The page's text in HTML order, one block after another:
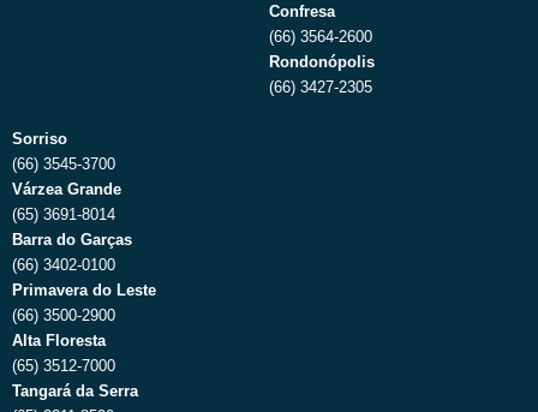
Confresa
(66) 3564-2600
Rondonópolis
(66) 3427-2305
Sorriso
(66) 3545-3700
Várzea Grande
(65) 3691-8014
Barra do Garças
(66) 3402-0100
Primavera do Leste
(66) 3500-2900
Alta Floresta
(65) 3512-7000
Tangará da Serra